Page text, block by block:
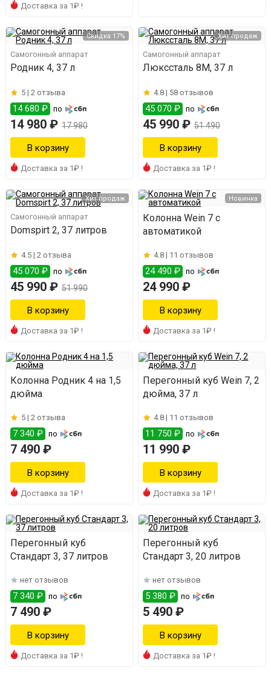
Доставка за 1₽ !
Скидка 17%
Самогонный аппарат
Родник 4, 37 л
5 | 2 отзыва
14 680 ₽ по
14 980 ₽ 17 980
Доставка за 1₽ !
Хит продаж
Самогонный аппарат
Люкссталь 8М, 37 л
4.8 | 58 отзывов
45 070 ₽ по
45 990 ₽ 51 490
Доставка за 1₽ !
Хит продаж
Самогонный аппарат
Domspirt 2, 37 литров
4.5 | 2 отзыва
45 070 ₽ по
45 990 ₽ 51 990
Доставка за 1₽ !
Новинка
Колонна Wein 7 с
автоматикой
4.8 | 11 отзывов
24 490 ₽ по
24 990 ₽
Доставка за 1₽ !
Колонна Родник 4 на 1,5
дюйма
5 | 2 отзыва
7 340 ₽ по
7 490 ₽
Доставка за 1₽ !
Перегонный куб Wein 7, 2
дюйма, 37 л
4.8 | 11 отзывов
11 750 ₽ по
11 990 ₽
Доставка за 1₽ !
Перегонный куб
Стандарт 3, 37 литров
нет отзывов
7 340 ₽ по
7 490 ₽
Доставка за 1₽ !
Перегонный куб
Стандарт 3, 20 литров
нет отзывов
5 380 ₽ по
5 490 ₽
Доставка за 1₽ !